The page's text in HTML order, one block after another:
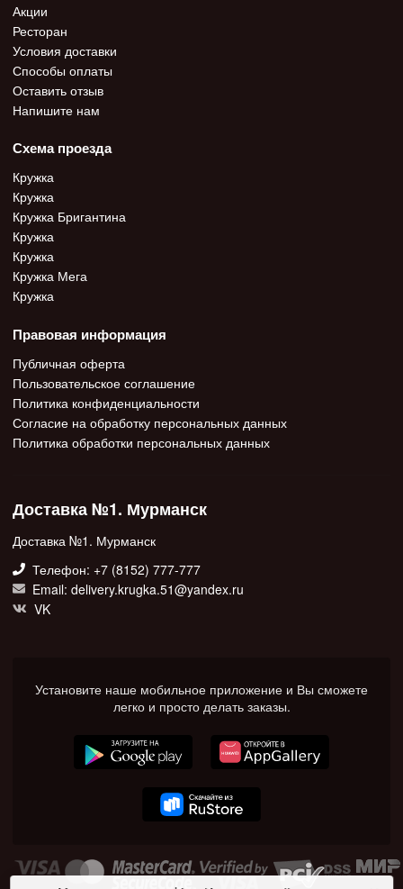
Акции
Ресторан
Условия доставки
Способы оплаты
Оставить отзыв
Напишите нам
Схема проезда
Кружка
Кружка
Кружка Бригантина
Кружка
Кружка
Кружка Мега
Кружка
Правовая информация
Публичная оферта
Пользовательское соглашение
Политика конфиденциальности
Согласие на обработку персональных данных
Политика обработки персональных данных
Доставка №1. Мурманск
Доставка №1. Мурманск
Телефон: +7 (8152) 777-777
Email: delivery.krugka.51@yandex.ru
VK
Установите наше мобильное приложение и Вы сможете
легко и просто делать заказы.